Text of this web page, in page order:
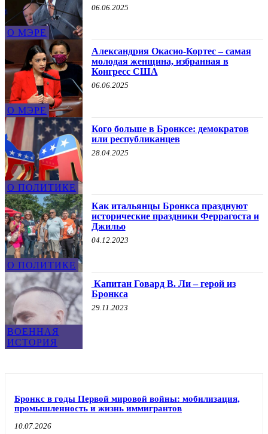
О МЭРЕ
06.06.2025
О МЭРЕ
Александрия Окасио-Кортес – самая
молодая женщина, избранная в
Конгресс США
06.06.2025
О ПОЛИТИКЕ
Кого больше в Бронксе: демократов
или республиканцев
28.04.2025
О ПОЛИТИКЕ
Как итальянцы Бронкса празднуют
исторические праздники Феррагоста и
Джильо
04.12.2023
ВОЕННАЯ
ИСТОРИЯ
Капитан Говард В. Ли – герой из
Бронкса
29.11.2023
Бронкс в годы Первой мировой войны: мобилизация,
промышленность и жизнь иммигрантов
10.07.2026